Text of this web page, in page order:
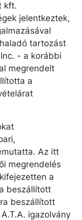
kft.
jelentkeztek,
tartozást
- a korábbi
megrendelt
a
Az itt
megrendelés
a
beszállított
beszállított
igazolvány